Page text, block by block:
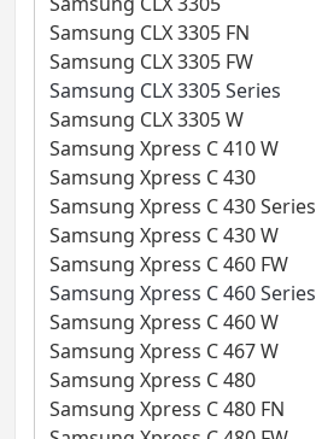
Samsung CLX 3305 FN
Samsung CLX 3305 FW
Samsung CLX 3305 Series
Samsung CLX 3305 W
Samsung Xpress C 410 W
Samsung Xpress C 430
Samsung Xpress C 430 Series
Samsung Xpress C 430 W
Samsung Xpress C 460 FW
Samsung Xpress C 460 Series
Samsung Xpress C 460 W
Samsung Xpress C 467 W
Samsung Xpress C 480
Samsung Xpress C 480 FN